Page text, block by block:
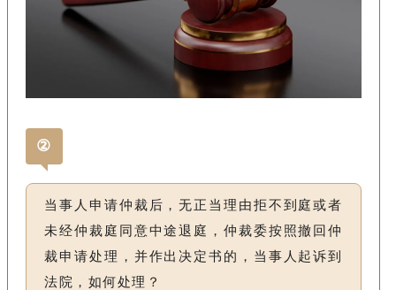
②
当事人申请仲裁后，无正当理由拒不到庭或者
未经仲裁庭同意中途退庭，仲裁委按照撤回仲
裁申请处理，并作出决定书的，当事人起诉到
法院，如何处理？